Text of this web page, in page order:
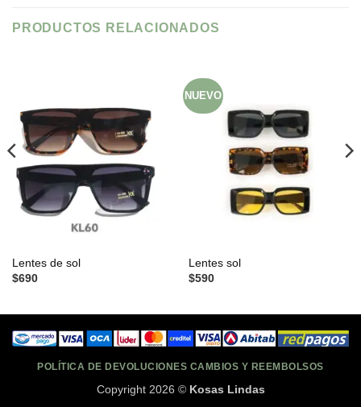
PRODUCTOS RELACIONADOS
Lentes de sol
$690
NUEVO
Lentes sol
$590
POLÍTICA DE DEVOLUCIONES CAMBIOS Y REEMBOLSOS
Copyright 2026 © Kosas Lindas